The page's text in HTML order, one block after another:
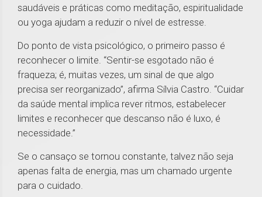
saudáveis e práticas como meditação, espiritualidade
ou yoga ajudam a reduzir o nível de estresse.
Do ponto de vista psicológico, o primeiro passo é
reconhecer o limite. “Sentir-se esgotado não é
fraqueza; é, muitas vezes, um sinal de que algo
precisa ser reorganizado”, afirma Sílvia Castro. “Cuidar
da saúde mental implica rever ritmos, estabelecer
limites e reconhecer que descanso não é luxo, é
necessidade.”
Se o cansaço se tornou constante, talvez não seja
apenas falta de energia, mas um chamado urgente
para o cuidado.